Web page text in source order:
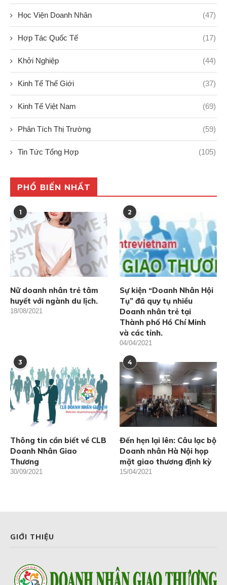
Học Viện Doanh Nhân (47)
Hợp Tác Quốc Tế (17)
Khởi Nghiệp (44)
Kinh Tế Thế Giới (37)
Kinh Tế Việt Nam (69)
Phân Tích Thị Trường (59)
Tin Tức Tổng Hợp (105)
PHỔ BIẾN NHẤT
1
Nữ doanh nhân trẻ tâm
huyết với ngành du lịch.
18/08/2021
2
Sự kiện “Doanh Nhân Hội
Tụ” đã quy tụ nhiều
Doanh nhân trẻ tại
Thành phố Hồ Chí Minh
và các tỉnh.
04/04/2021
3
Thông tin cần biết về CLB
Doanh Nhân Giao
Thương
30/09/2021
4
Đến hẹn lại lên: Câu lạc bộ
Doanh nhân Hà Nội họp
mặt giao thương định kỳ
15/04/2021
GIỚI THIỆU